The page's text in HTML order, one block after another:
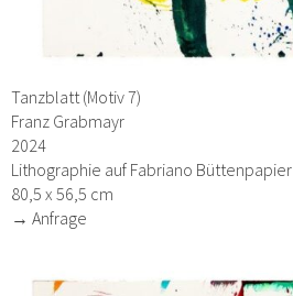
Tanzblatt (Motiv 7)
Franz Grabmayr
2024
Lithographie auf Fabriano Büttenpapier
80,5 x 56,5 cm
→ Anfrage